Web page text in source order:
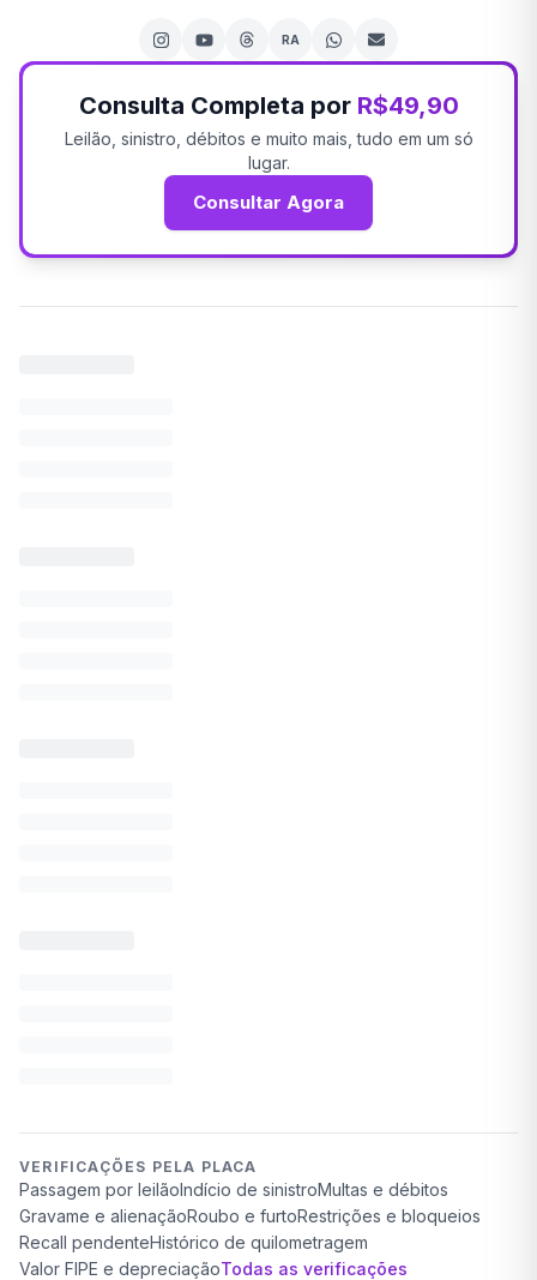
RA
Consulta Completa por R$49,90
Leilão, sinistro, débitos e muito mais, tudo em um só
lugar.
Consultar Agora
VERIFICAÇÕES PELA PLACA
Passagem por leilãoIndício de sinistroMultas e débitos
Gravame e alienaçãoRoubo e furtoRestrições e bloqueios
Recall pendenteHistórico de quilometragem
Valor FIPE e depreciaçãoTodas as verificações